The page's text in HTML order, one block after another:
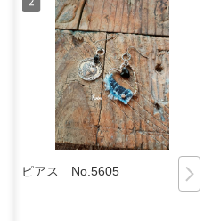
ピアス No.5605